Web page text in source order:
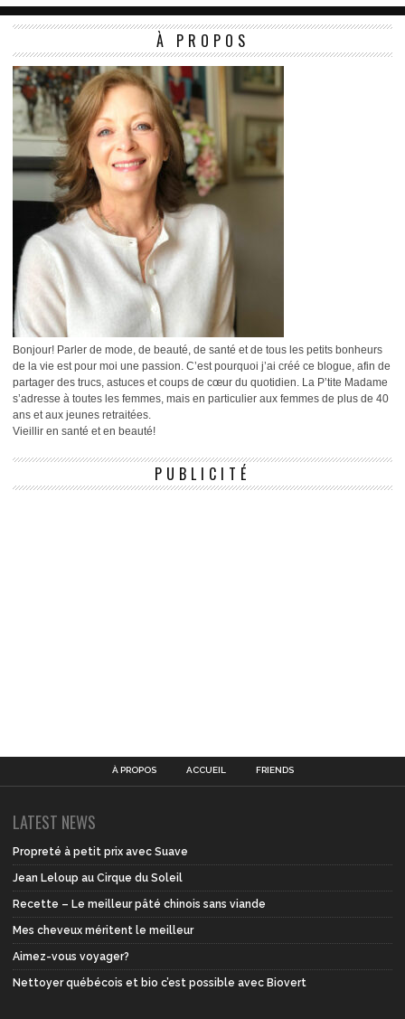
À PROPOS
Bonjour! Parler de mode, de beauté, de santé et de tous les petits bonheurs
de la vie est pour moi une passion. C’est pourquoi j’ai créé ce blogue, afin de
partager des trucs, astuces et coups de cœur du quotidien. La P’tite Madame
s’adresse à toutes les femmes, mais en particulier aux femmes de plus de 40
ans et aux jeunes retraitées.
Vieillir en santé et en beauté!
PUBLICITÉ
À PROPOS ACCUEIL FRIENDS
LATEST NEWS
Propreté à petit prix avec Suave
Jean Leloup au Cirque du Soleil
Recette – Le meilleur pâté chinois sans viande
Mes cheveux méritent le meilleur
Aimez-vous voyager?
Nettoyer québécois et bio c’est possible avec Biovert